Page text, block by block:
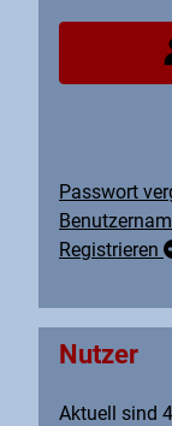
Passwort
Registrieren
Nutzer
Aktuell sind